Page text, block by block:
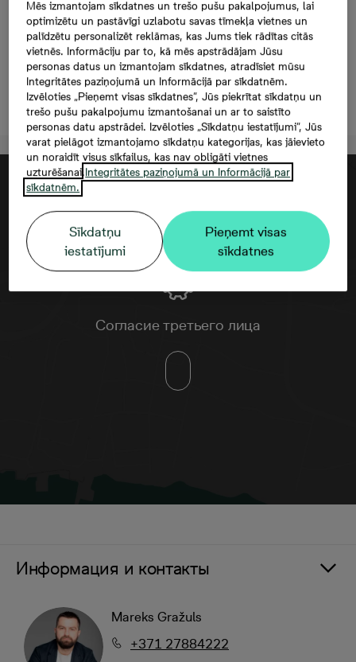
Prūšu 1I-64, 106 000
€, 2 комнаты, 43,2 м²
Oставить контактную информацию
Согласие третьего лица
Информация и контакты
Mareks Gražuls
+371 27884222
Mēs izmantojam sīkdatnes un trešo pušu pakalpojumus, lai
optimizētu un pastāvīgi uzlabotu savas tīmekļa vietnes un
palīdzētu personalizēt reklāmas, kas Jums tiek rādītas citās
vietnēs. Informāciju par to, kā mēs apstrādājam Jūsu
personas datus un izmantojam sīkdatnes, atradīsiet mūsu
Integritātes paziņojumā un Informācijā par sīkdatnēm.
Izvēloties „Pieņemt visas sīkdatnes”, Jūs piekrītat sīkdatņu un
trešo pušu pakalpojumu izmantošanai un ar to saistīto
personas datu apstrādei. Izvēloties „Sīkdatņu iestatījumi”, Jūs
varat pielāgot izmantojamo sīkdatņu kategorijas, kas jāievieto
un noraidīt visus sīkfailus, kas nav obligāti vietnes
uzturēšanai.Integritātes paziņojumā un Informācijā par
sīkdatnēm.
Sīkdatņu
iestatījumi
Pieņemt visas
sīkdatnes